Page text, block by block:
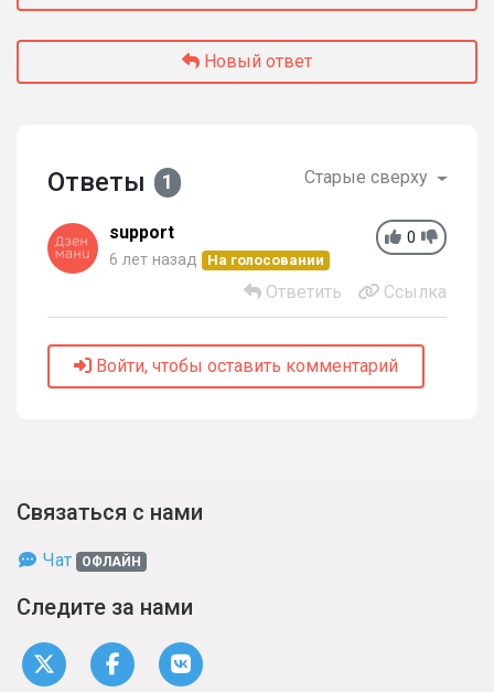
Новый ответ
Ответы 1 Старые сверху
0
support
6 лет назад На голосовании
Ответить Ссылка
Войти, чтобы оставить комментарий
Связаться с нами
Чат ОФЛАЙН
Следите за нами